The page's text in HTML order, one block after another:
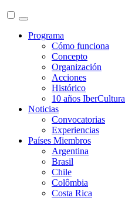
Programa
Cómo funciona
Concepto
Organización
Acciones
Histórico
10 años IberCultura
Noticias
Convocatorias
Experiencias
Países Miembros
Argentina
Brasil
Chile
Colômbia
Costa Rica